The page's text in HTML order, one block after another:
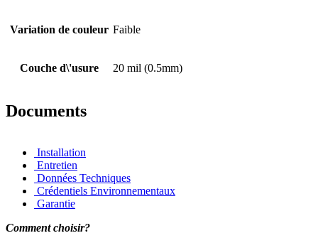
Variation de couleur Faible
Couche d\'usure 20 mil (0.5mm)
Documents
Installation
Entretien
Données Techniques
Crédentiels Environnementaux
Garantie
Comment choisir?